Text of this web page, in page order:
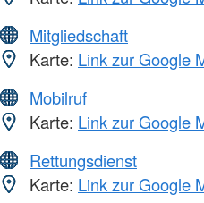
Mitgliedschaft
Karte: Link zur Google
Mobilruf
Karte: Link zur Google
Rettungsdienst
Karte: Link zur Google